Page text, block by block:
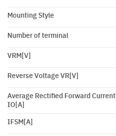
Mounting Style
Number of terminal
VRM[V]
Reverse Voltage VR[V]
Average Rectified Forward Current
IO[A]
IFSM[A]